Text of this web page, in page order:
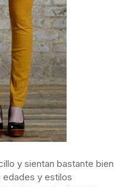
y sientan bastante bien
edades y estilos